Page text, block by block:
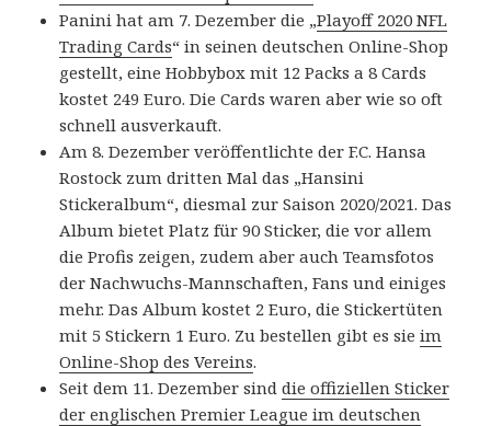
Panini hat am 7. Dezember die „Playoff 2020 NFL
Trading Cards“ in seinen deutschen Online-Shop
gestellt, eine Hobbybox mit 12 Packs a 8 Cards
kostet 249 Euro. Die Cards waren aber wie so oft
schnell ausverkauft.
Am 8. Dezember veröffentlichte der F.C. Hansa
Rostock zum dritten Mal das „Hansini
Stickeralbum“, diesmal zur Saison 2020/2021. Das
Album bietet Platz für 90 Sticker, die vor allem
die Profis zeigen, zudem aber auch Teamsfotos
der Nachwuchs-Mannschaften, Fans und einiges
mehr. Das Album kostet 2 Euro, die Stickertüten
mit 5 Stickern 1 Euro. Zu bestellen gibt es sieim
Online-Shop des Vereins.
Seit dem 11. Dezember sinddie offiziellen Sticker
der englischen Premier League im deutschen